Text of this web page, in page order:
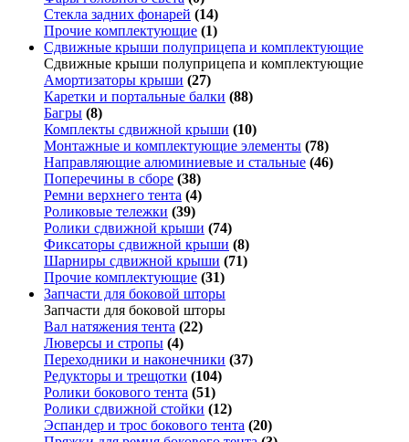
Стекла задних фонарей (14)
Прочие комплектующие (1)
Сдвижные крыши полуприцепа и комплектующие
Сдвижные крыши полуприцепа и комплектующие
Амортизаторы крыши (27)
Каретки и портальные балки (88)
Багры (8)
Комплекты сдвижной крыши (10)
Монтажные и комплектующие элементы (78)
Направляющие алюминиевые и стальные (46)
Поперечины в сборе (38)
Ремни верхнего тента (4)
Роликовые тележки (39)
Ролики сдвижной крыши (74)
Фиксаторы сдвижной крыши (8)
Шарниры сдвижной крыши (71)
Прочие комплектующие (31)
Запчасти для боковой шторы
Запчасти для боковой шторы
Вал натяжения тента (22)
Люверсы и стропы (4)
Переходники и наконечники (37)
Редукторы и трещотки (104)
Ролики бокового тента (51)
Ролики сдвижной стойки (12)
Эспандер и трос бокового тента (20)